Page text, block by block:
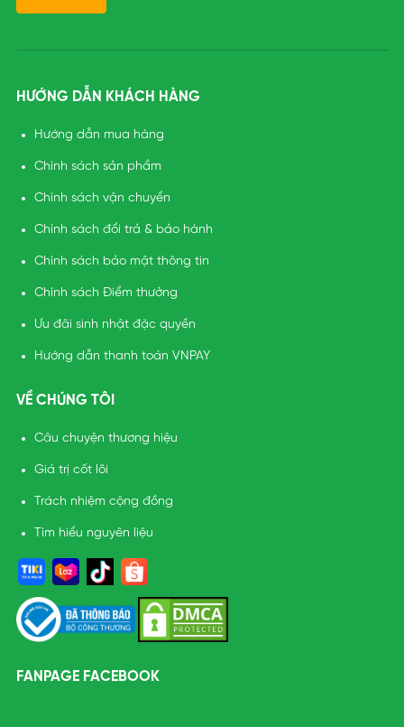
HƯỚNG DẪN KHÁCH HÀNG
Hướng dẫn mua hàng
Chính sách sản phẩm
Chính sách vận chuyển
Chính sách đổi trả & bảo hành
Chính sách bảo mật thông tin
Chính sách Điểm thưởng
Ưu đãi sinh nhật đặc quyền
Hướng dẫn thanh toán VNPAY
VỀ CHÚNG TÔI
Câu chuyện thương hiệu
Giá trị cốt lõi
Trách nhiệm cộng đồng
Tìm hiểu nguyên liệu
FANPAGE FACEBOOK